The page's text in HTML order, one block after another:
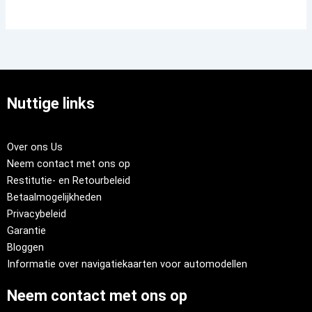
Nuttige links
Over ons Us
Neem contact met ons op
Restitutie- en Retourbeleid
Betaalmogelijkheden
Privacybeleid
Garantie
Bloggen
Informatie over navigatiekaarten voor automodellen
Neem contact met ons op